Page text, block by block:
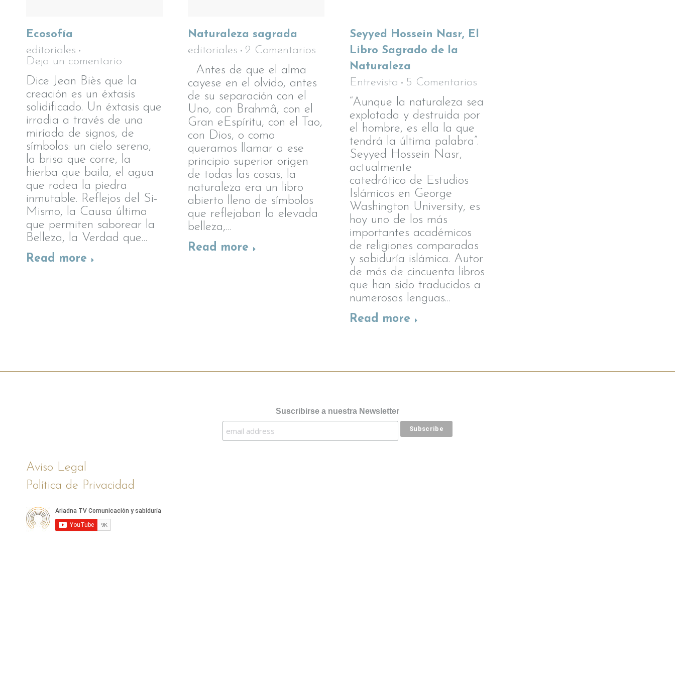
Ecosofía
editoriales
Deja un comentario
Dice Jean Biès que la
creación es un éxtasis
solidificado. Un éxtasis que
irradia a través de una
miríada de signos, de
símbolos: un cielo sereno,
la brisa que corre, la
hierba que baila, el agua
que rodea la piedra
inmutable. Reflejos del Si-
Mismo, la Causa última
que permiten saborear la
Belleza, la Verdad que…
Read more
Naturaleza sagrada
editoriales
2 Comentarios
Antes de que el alma
cayese en el olvido, antes
de su separación con el
Uno, con Brahmâ, con el
Gran eEspíritu, con el Tao,
con Dios, o como
queramos llamar a ese
principio superior origen
de todas las cosas, la
naturaleza era un libro
abierto lleno de símbolos
que reflejaban la elevada
belleza,…
Read more
Seyyed Hossein Nasr, El
Libro Sagrado de la
Naturaleza
Entrevista
5 Comentarios
“Aunque la naturaleza sea
explotada y destruida por
el hombre, es ella la que
tendrá la última palabra”.
Seyyed Hossein Nasr,
actualmente
catedrático de Estudios
Islámicos en George
Washington University, es
hoy uno de los más
importantes académicos
de religiones comparadas
y sabiduría islámica. Autor
de más de cincuenta libros
que han sido traducidos a
numerosas lenguas…
Read more
Suscribirse a nuestra Newsletter
Aviso Legal
Política de Privacidad